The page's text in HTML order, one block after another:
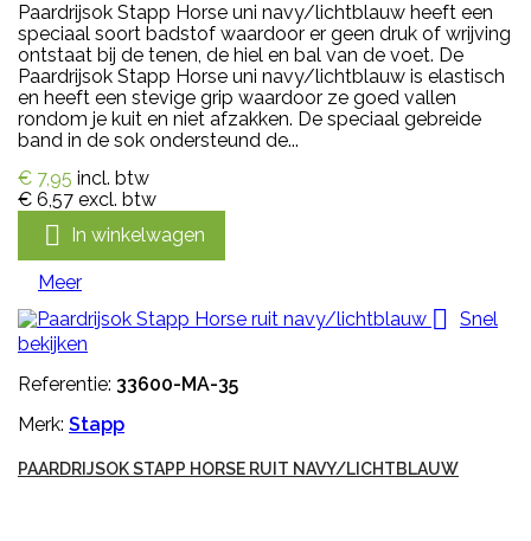
Paardrijsok Stapp Horse uni navy/lichtblauw heeft een
speciaal soort badstof waardoor er geen druk of wrijving
ontstaat bij de tenen, de hiel en bal van de voet. De
Paardrijsok Stapp Horse uni navy/lichtblauw is elastisch
en heeft een stevige grip waardoor ze goed vallen
rondom je kuit en niet afzakken. De speciaal gebreide
band in de sok ondersteund de...
€ 7,95 incl. btw
€ 6,57 excl. btw
 In winkelwagen
Meer

Snel
bekijken
Referentie: 33600-MA-35
Merk: Stapp
PAARDRIJSOK STAPP HORSE RUIT NAVY/LICHTBLAUW